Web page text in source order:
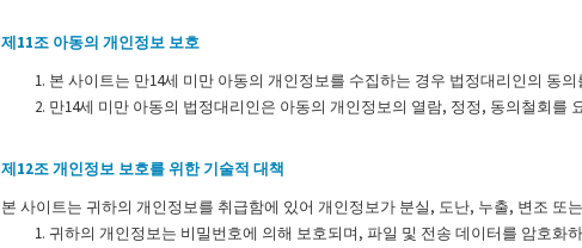
제11조 아동의 개인정보 보호
본 사이트는 만14세 미만 아동의 개인정보를 수집하는 경우 법정대리인의 동의
만14세 미만 아동의 법정대리인은 아동의 개인정보의 열람, 정정, 동의철회
제12조 개인정보 보호를 위한 기술적 대책
본 사이트는 귀하의 개인정보를 취급함에 있어 개인정보가 분실, 도난, 누출, 변조
귀하의 개인정보는 비밀번호에 의해 보호되며, 파일 및 전송 데이터를 암호